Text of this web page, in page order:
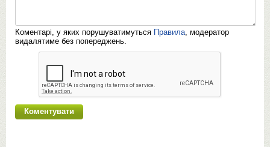
Коментарі, у яких порушуватимуться Правила, модератор
видалятиме без попереджень.